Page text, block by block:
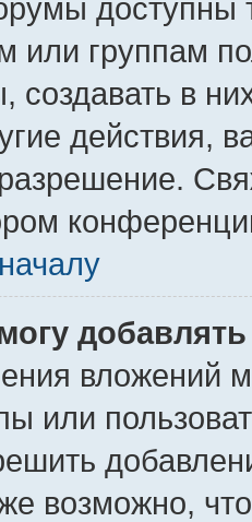
доступны
или группам
создавать в
действия,
вложений
или
возможно,